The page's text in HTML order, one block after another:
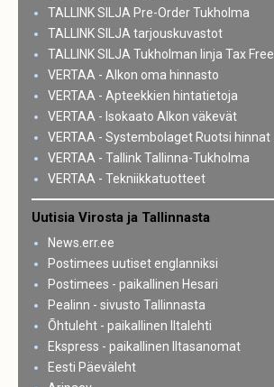
TALLINK SILJA Pre-Order Tukholma
TALLINK SILJA tarjouskuvastot
TALLINK SILJA Tukholman linja Tax Free
VERTAA - Alkon oma hinnasto
VERTAA - Apteekkien hintatietoja
VERTAA - Isokaato Alkon väkevät
VERTAA - Systembolaget Ruotsi hinnat
VERTAA - Tallink Tallinna-Tukholma
VERTAA - Tekniikkatuotteet
Uutisia Virosta ja Tallinnasta
News.err.ee
Postimees uutiset englanniksi
Postimees - paikallinen Hesari
Pealinn - sivusto Tallinnasta
Õhtuleht - paikallinen Iltalehti
Ekspress - paikallinen Iltasanomat
Eesti Päeväleht